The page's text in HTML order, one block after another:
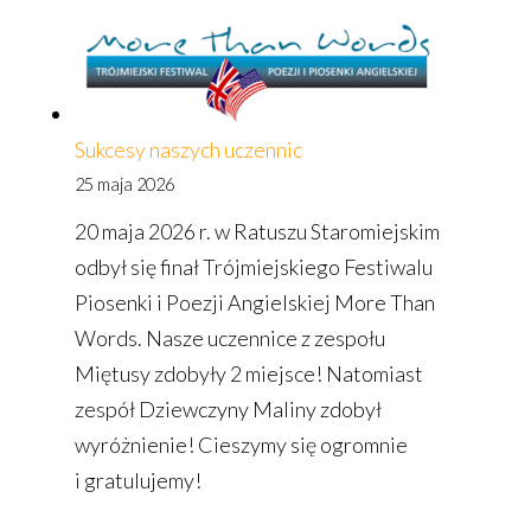
Festiwal
Nauki
Sukcesy naszych uczennic
25 maja 2026
20 maja 2026 r. w Ratuszu Staromiejskim
odbył się finał Trójmiejskiego Festiwalu
Piosenki i Poezji Angielskiej More Than
Words. Nasze uczennice z zespołu
Miętusy zdobyły 2 miejsce! Natomiast
zespół Dziewczyny Maliny zdobył
wyróżnienie! Cieszymy się ogromnie
i gratulujemy!